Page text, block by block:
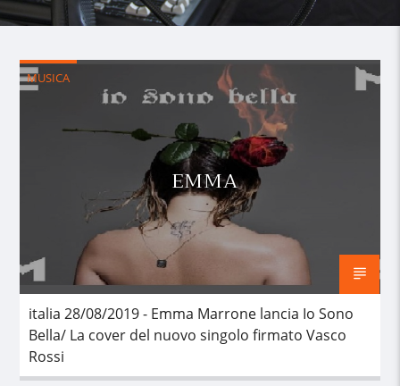
MUSICA
EMMA
italia 28/08/2019 - Emma Marrone lancia Io Sono
Bella/ La cover del nuovo singolo firmato Vasco
Rossi